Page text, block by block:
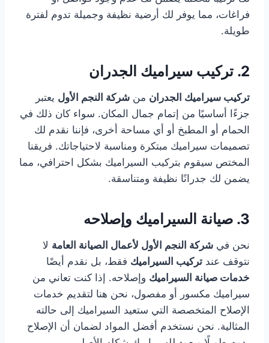
فراغات، مما يوفر لك أرضية نظيفة وجميلة تدوم لفترة
طويلة.
2. تركيب سيراميك الجدران
تركيب سيراميك الجدران من شركة النجم الأول يعتبر
جزءًا أساسيًا من إتمام جمال المكان. سواء كان ذلك في
الحمام أو المطبخ أو أي مساحة أخرى، فإننا نقدم لك
تصميمات سيراميك مبتكرة ومناسبة لاحتياجاتك. فريقنا
المختص سيقوم بتركيب السيراميك بشكل احترافي، مما
يضمن لك جدرانًا نظيفة ومتناسقة.
3. صيانة السيراميك وإصلاحه
نحن في شركة النجم الأول لأعمال الصيانة العامة لا
نتوقف عند تركيب السيراميك فقط، بل نقدم أيضًا
خدمات صيانة السيراميك وإصلاحه. إذا كنت تعاني من
سيراميك مكسور أو مفصول، نحن هنا لتقديم خدمات
الإصلاح المتخصصة التي ستعيد السيراميك إلى حالته
المثالية. نحن نستخدم أفضل المواد لضمان أن الإصلاح